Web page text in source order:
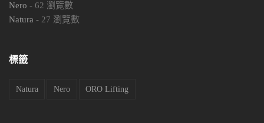
Nero - 62 瀏覽數
Natura - 27 瀏覽數
標籤
Natura Nero ORO Lifting